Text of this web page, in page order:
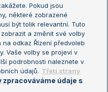
mistrů
mistryň
Pokud jsou
některé zobrazené
být tolik relevantní. Tuto
a změnit své volby
odkaz Řízení předvoleb
Vaše volby se projeví v
podrobnosti naleznete v
údajů. Třetí strany
zpracováváme údaje s